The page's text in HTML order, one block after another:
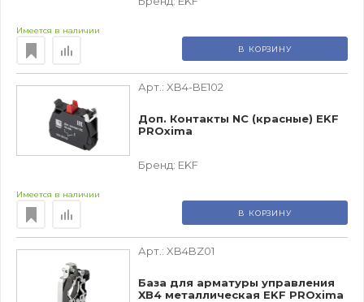
Имеется в наличии
В КОРЗИНУ
Арт.: XB4-BE102
Доп. Контакты NC (красные) EKF
PROxima
Бренд: EKF
Имеется в наличии
В КОРЗИНУ
Арт.: XB4BZ01
База для арматуры управления
XB4 металлическая EKF PROxima